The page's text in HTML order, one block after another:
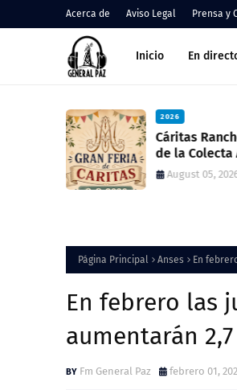
Acerca de Aviso Legal Prensa y
Inicio En
2026
Cáritas
de la Colecta
nueva feria
August 05,
Página Principal Anses En
En febrero las
aumentarán
Fm General Paz febrero 01,